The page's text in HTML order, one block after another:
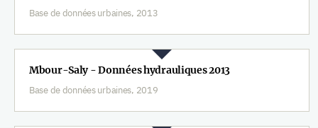
Base de données urbaines, 2013
Mbour-Saly - Données hydrauliques 2013
Base de données urbaines, 2019